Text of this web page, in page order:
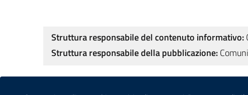
Struttura responsabile del contenuto informativo:
Struttura responsabile della pubblicazione: